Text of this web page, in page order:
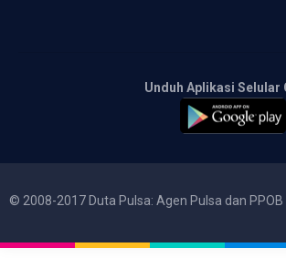
Unduh Aplikasi Selular
© 2008-2017 Duta Pulsa: Agen Pulsa dan